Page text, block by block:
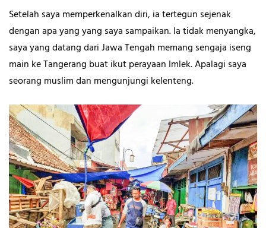
Setelah saya memperkenalkan diri, ia tertegun sejenak
dengan apa yang yang saya sampaikan. Ia tidak menyangka,
saya yang datang dari Jawa Tengah memang sengaja iseng
main ke Tangerang buat ikut perayaan Imlek. Apalagi saya
seorang muslim dan mengunjungi kelenteng.